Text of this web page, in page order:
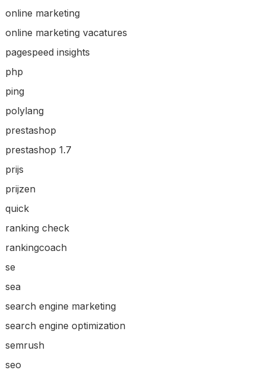
online marketing
online marketing vacatures
pagespeed insights
php
ping
polylang
prestashop
prestashop 1.7
prijs
prijzen
quick
ranking check
rankingcoach
se
sea
search engine marketing
search engine optimization
semrush
seo